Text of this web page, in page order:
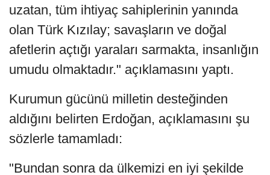
uzatan, tüm ihtiyaç sahiplerinin yanında
olan Türk Kızılay; savaşların ve doğal
afetlerin açtığı yaraları sarmakta, insanlığın
umudu olmaktadır." açıklamasını yaptı.
Kurumun gücünü milletin desteğinden
aldığını belirten Erdoğan, açıklamasını şu
sözlerle tamamladı:
"Bundan sonra da ülkemizi en iyi şekilde